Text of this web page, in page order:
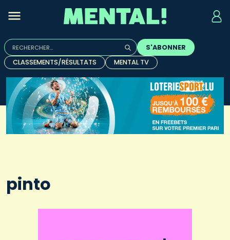
Rechercher :
Quand les résultats de l'auto-complétion sont
S'ABONNER
CLASSEMENTS/RÉSULTATS
MENTAL TV
pinto